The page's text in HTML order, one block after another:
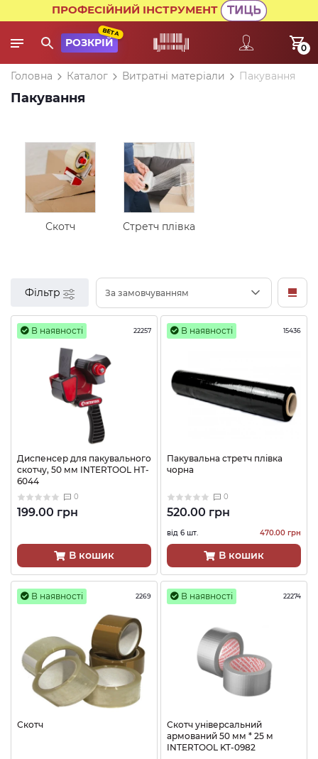
ПРОФЕСІЙНИЙ ІНСТРУМЕНТ
РОЗКРІЙ
BETA
0
Головна Каталог Витратні матеріали Пакування
Пакування
Скотч Стретч плівка
Фільтр За замовчуванням
В наявності 22257
Диспенсер для пакувального
скотчу, 50 мм INTERTOOL HT-
6044
0
199.00 грн
В кошик
В наявності 15436
Пакувальна стретч плівка
чорна
0
520.00 грн
від 6 шт. 470.00 грн
В кошик
В наявності 2269
Скотч
В наявності 22274
Скотч універсальний
армований 50 мм * 25 м
INTERTOOL KT-0982